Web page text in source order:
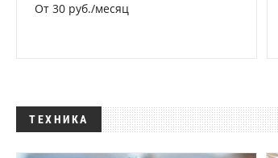
От 30 руб./месяц
ТЕХНИКА